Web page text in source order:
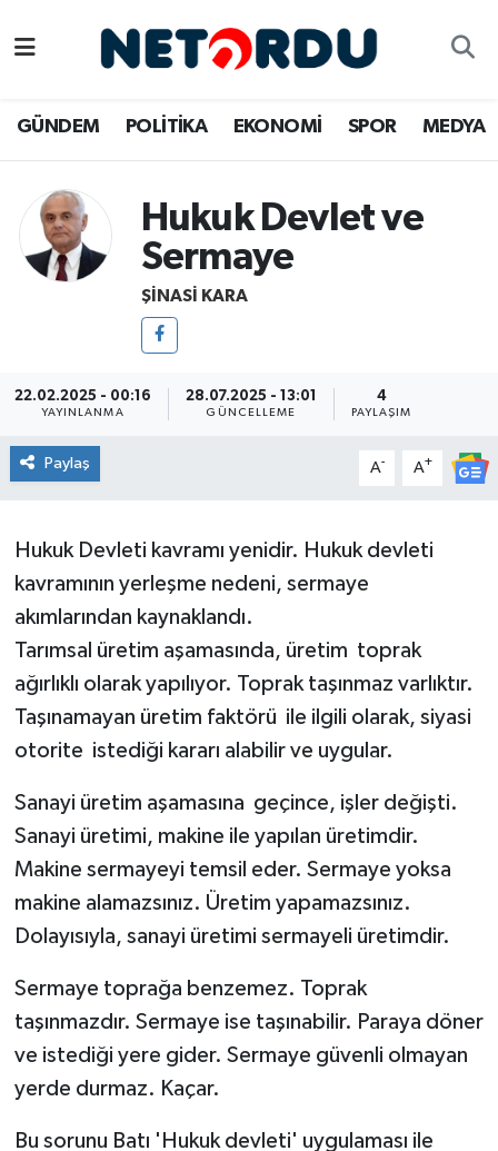
GÜNDEM POLİTİKA EKONOMİ SPOR MEDYA
Hukuk Devlet ve
Sermaye
ŞINASI KARA
22.02.2025 - 00:16
YAYINLANMA
28.07.2025 - 13:01
GÜNCELLEME
4
PAYLAŞIM
Paylaş A- A+
Hukuk Devleti kavramı yenidir. Hukuk devleti
kavramının yerleşme nedeni, sermaye
akımlarından kaynaklandı.
Tarımsal üretim aşamasında, üretim toprak
ağırlıklı olarak yapılıyor. Toprak taşınmaz varlıktır.
Taşınamayan üretim faktörü ile ilgili olarak, siyasi
otorite istediği kararı alabilir ve uygular.
Sanayi üretim aşamasına geçince, işler değişti.
Sanayi üretimi, makine ile yapılan üretimdir.
Makine sermayeyi temsil eder. Sermaye yoksa
makine alamazsınız. Üretim yapamazsınız.
Dolayısıyla, sanayi üretimi sermayeli üretimdir.
Sermaye toprağa benzemez. Toprak
taşınmazdır. Sermaye ise taşınabilir. Paraya döner
ve istediği yere gider. Sermaye güvenli olmayan
yerde durmaz. Kaçar.
Bu sorunu Batı 'Hukuk devleti' uygulaması ile
DÜNYA
EĞİTİM
İNSAN
KADIN
KULTUR-SANAT
MAGAZİN
OTOMOBİL
POLİTİKA
RÖPORTAJ
SAĞLIK
SPOR
Namaz Vakitleri
Trafik Durumu
Son Dakika Haberleri
Haber Arşivi